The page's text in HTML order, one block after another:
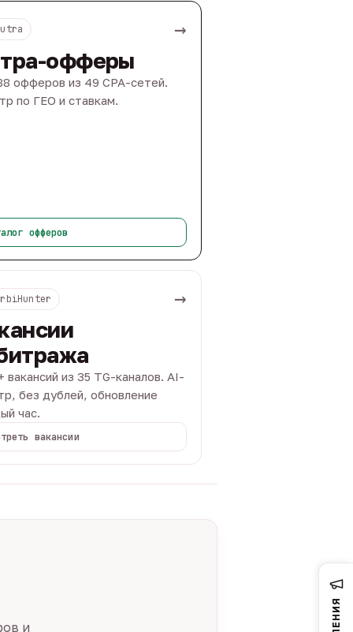
→
офферы
офферов из 49 CPA-сетей.
по ГЕО и ставкам.
офферов
→
вакансий из 35 TG-каналов. AI-
без дублей, обновление
час.
вакансии
и